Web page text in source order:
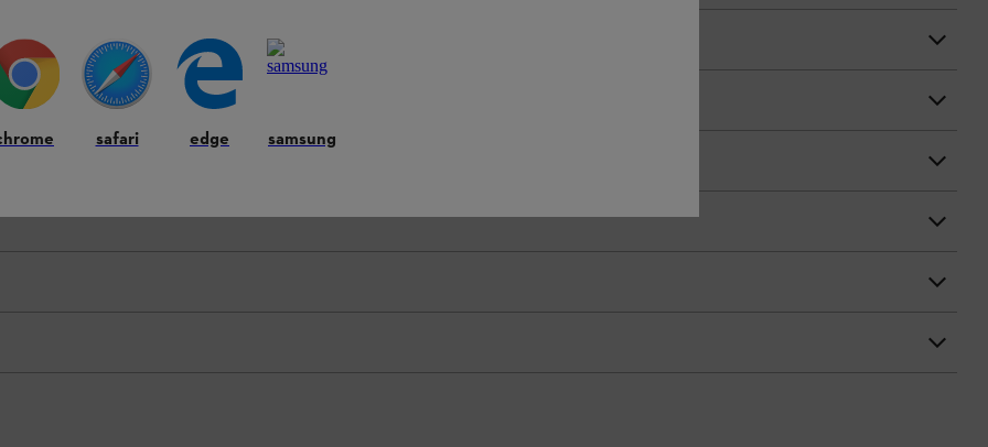
safari edge samsung